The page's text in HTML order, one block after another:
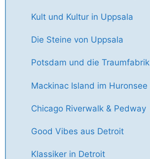
Kult und Kultur in Uppsala
Die Steine von Uppsala
Potsdam und die Traumfabrik
Mackinac Island im Huronsee
Chicago Riverwalk & Pedway
Good Vibes aus Detroit
Klassiker in Detroit